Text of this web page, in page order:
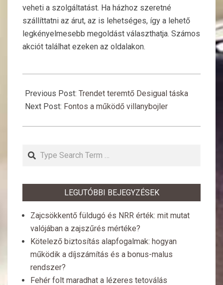
veheti a szolgáltatást. Ha házhoz szeretné
szállíttatni az árut, az is lehetséges, így a lehető
legkényelmesebb megoldást választhatja. Számos
akciót találhat ezeken az oldalakon.
11-
27
Previous Post: Trendet teremtő Desigual táska
Next Post: Fontos a működő villanybojler
Search
LEGUTÓBBI BEJEGYZÉSEK
Zajcsökkentő füldugó és NRR érték: mit mutat
valójában a zajszűrés mértéke?
Kötelező biztosítás alapfogalmak: hogyan
működik a díjszámítás és a bonus-malus
rendszer?
Fehér folt maradhat a lézeres tetoválás